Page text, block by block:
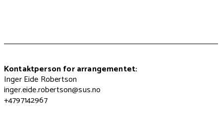
Kontaktperson for arrangementet:
Inger Eide Robertson
inger.eide.robertson@sus.no
+4797142967